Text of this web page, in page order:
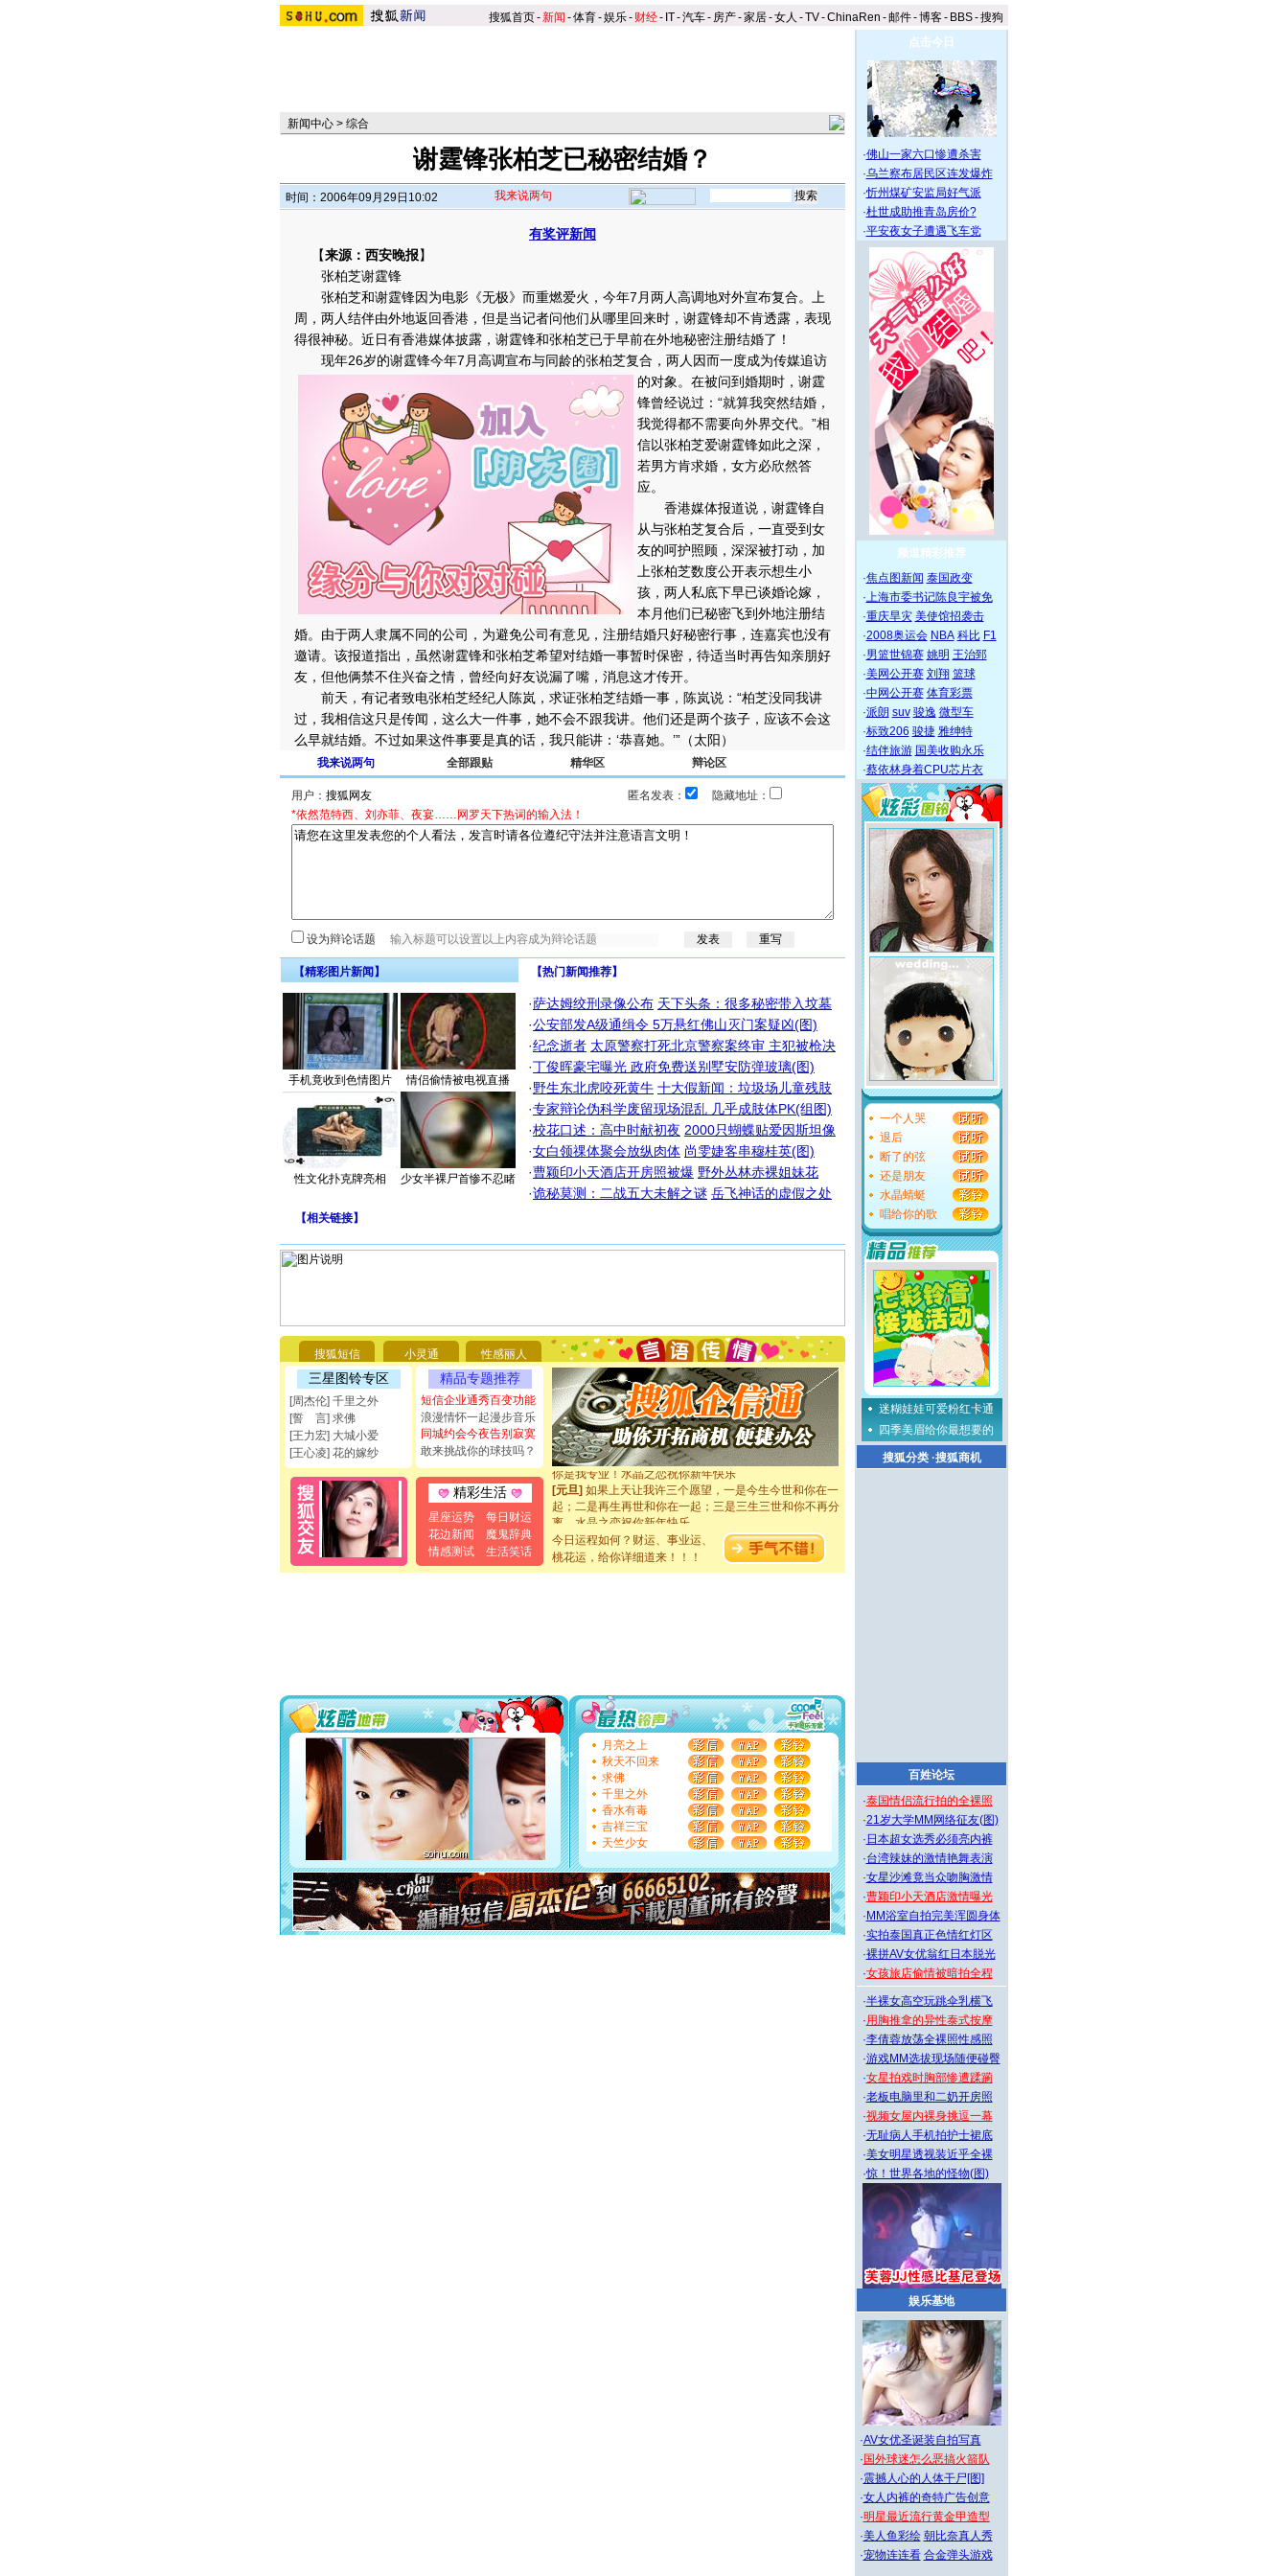
搜狐首页-新闻 -体育-娱乐- 财经- IT-汽车- 房产-家居-女人 -TV-ChinaRen -邮件-博客- BBS-搜狗
新闻中心 > 综合
谢霆锋张柏芝已秘密结婚？
时间：2006年09月29日10:02 我来说两句
有奖评新闻
【来源：西安晚报】
张柏芝谢霆锋
张柏芝和谢霆锋因为电影《无极》而重燃爱火，今年7月两人高调地对外宣布复合。上
周，两人结伴由外地返回香港，但是当记者问他们从哪里回来时，谢霆锋却不肯透露，表现
得很神秘。近日有香港媒体披露，谢霆锋和张柏芝已于早前在外地秘密注册结婚了！
现年26岁的谢霆锋今年7月高调宣布与同龄的张柏芝复合，两人因而一度成为传媒追访
的对象。 在被问到婚期时，谢霆
锋曾经说过：“就算我突然结婚，
我觉得都不需要向外界交代。”相
信以张柏芝爱谢霆锋如此之深，
若男方肯求婚，女方必欣然答
应。
香港媒体报道说，谢霆锋自
从与张柏芝复合后，一直受到女
友的呵护照顾，深深被打动，加
上张柏芝数度公开表示想生小
孩，两人私底下早已谈婚论嫁，
本月他们已秘密飞到外地注册结
婚。由于两人隶属不同的公司，为避免公司有意见，注册结婚只好秘密行事，连嘉宾也没有
邀请。该报道指出，虽然谢霆锋和张柏芝希望对结婚一事暂时保密，待适当时再告知亲朋好
友，但他俩禁不住兴奋之情，曾经向好友说漏了嘴，消息这才传开。
前天，有记者致电张柏芝经纪人陈岚，求证张柏芝结婚一事，陈岚说：“柏芝没同我讲
过，我相信这只是传闻，这么大一件事，她不会不跟我讲。他们还是两个孩子，应该不会这
么早就结婚。不过如果这件事要是真的话，我只能讲：‘恭喜她。’”（太阳）
我来说两句 全部跟贴 精华区 辩论区
用户： 匿名发表：
隐藏地址：
*依然范特西、刘亦菲、夜宴……网罗天下热词的输入法！
设为辩论话题
【精彩图片新闻】
手机竟收到色情图片 情侣偷情被电视直播
性文化扑克牌亮相 少女半裸尸首惨不忍睹
【热门新闻推荐】
·萨达姆绞刑录像公布 天下头条：很多秘密带入坟墓
·公安部发A级通缉令 5万悬红佛山灭门案疑凶(图)
·纪念逝者 太原警察打死北京警察案终审 主犯被枪决
·丁俊晖豪宅曝光 政府免费送别墅安防弹玻璃(图)
·野生东北虎咬死黄牛 十大假新闻：垃圾场儿童残肢
·专家辩论伪科学废留现场混乱 几乎成肢体PK(组图)
·校花口述：高中时献初夜 2000只蝴蝶贴爱因斯坦像
·女白领祼体聚会放纵肉体 尚雯婕客串穆桂英(图)
·曹颖印小天酒店开房照被爆 野外丛林赤裸姐妹花
·诡秘莫测：二战五大未解之谜 岳飞神话的虚假之处
【相关链接】
搜狐短信 小灵通 性感丽人
三星图铃专区
[周杰伦] 千里之外
[誓 言] 求佛
[王力宏] 大城小爱
[王心凌] 花的嫁纱
精品专题推荐
短信企业通秀百变功能
浪漫情怀一起漫步音乐
同城约会今夜告别寂寞
敢来挑战你的球技吗？
精彩生活
星座运势
每日财运
花边新闻
魔鬼辞典
情感测试
生活笑话
要平安！千万要知足！千万不要忘记我！
[圣诞节]不只这样的日子才会想起你,而是这样的日子才
能正大光明地骚扰你,告诉你,圣诞要快乐!新年要快乐!天天
都要快乐噢!
[圣诞节]奉上一颗祝福的心,在这个特别的日子里,愿幸福,
如意,快乐,鲜花,一切美好的祝愿与你同在.圣诞快乐!
[元旦]看到你我会触电；看不到你我要充电；没有你我会
断电。爱你是我职业，想你是我事业，抱你是我特长，吻
你是我专业！水晶之恋祝你新年快乐
[元旦]如果上天让我许三个愿望，一是今生今世和你在一
起；二是再生再世和你在一起；三是三生三世和你不再分
离。水晶之恋祝你新年快乐
当我狠下心扭头离去那一刻，你在我身后无助地哭
泣，这痛楚让我明白我多么爱你。我转身抱住你：这猪不
卖了。水晶之恋祝你新年快乐。
你太多，只有给你五千万：千万快乐！千万要健康！千万
要平安！千万要知足！千万不要忘记我！
[圣诞节]不只这样的日子才会想起你,而是这样的日子才
能正大光明地骚扰你,告诉你,圣诞要快乐!新年要快乐!天天
都要快乐噢!
[圣诞节]奉上一颗祝福的心,在这个特别的日子里,愿幸福,
如意,快乐,鲜花,一切美好的祝愿与你同在.圣诞快乐!
[元旦]
看到你我会触电；看不到你我要充电；没有你我会
断电。爱你是我职业，想你是我事业，抱你是我特长，吻
你是我专业！水晶之恋祝你新年快乐
[元旦] 如果上天让我许三个愿望，一是今生今世和你在一
起；二是再生再世和你在一起；三是三生三世和你不再分
离。水晶之恋祝你新年快乐
[元旦]当我狠下心扭头离去那一刻，你在我身后无助地哭
泣，这痛楚让我明白我多么爱你。我转身抱住你：这猪不
卖了。水晶之恋祝你新年快乐。
今日运程如何？财运、事业运、
桃花运，给你详细道来！！！
月亮之上
秋天不回来
求佛
千里之外
香水有毒
吉祥三宝
天竺少女
点击今日
·佛山一家六口惨遭杀害
·乌兰察布居民区连发爆炸
·忻州煤矿安监局好气派
·杜世成助推青岛房价?
·平安夜女子遭遇飞车党
频道精彩推荐
·焦点图新闻 泰国政变
·上海市委书记陈良宇被免
·重庆旱灾 美使馆招袭击
·2008奥运会 NBA 科比 F1
·男篮世锦赛 姚明 王治郅
·美网公开赛 刘翔 篮球
·中网公开赛 体育彩票
·派朗 suv 骏逸 微型车
·标致206 骏捷 雅绅特
·结伴旅游 国美收购永乐
·蔡依林身着CPU芯片衣
一个人哭
退后
断了的弦
还是朋友
水晶蜻蜓
唱给你的歌
迷糊娃娃可爱粉红卡通
四季美眉给你最想要的
搜狐分类·搜狐商机
百姓论坛
·泰国情侣流行拍的全裸照
·21岁大学MM网络征友(图)
· 日本超女选秀必须亮内裤
·台湾辣妹的激情艳舞表演
·女星沙滩竟当众吻胸激情
·曹颖印小天酒店激情曝光
· MM浴室自拍完美浑圆身体
·实拍泰国真正色情红灯区
·裸拼AV女优翁红日本脱光
·女孩旅店偷情被暗拍全程
·半裸女高空玩跳伞乳横飞
·用胸推拿的异性泰式按摩
·李倩蓉放荡全裸照性感照
·游戏MM选拔现场随便碰臀
·女星拍戏时胸部惨遭蹂躏
·老板电脑里和二奶开房照
·视频女屋内裸身挑逗一幕
·无耻病人手机拍护士裙底
·美女明星透视装近乎全裸
·惊！世界各地的怪物(图)
娱乐基地
·AV女优圣诞装自拍写真
· 国外球迷怎么恶搞火箭队
·震撼人心的人体干尸[图]
·女人内裤的奇特广告创意
·明星最近流行黄金甲造型
·美人鱼彩绘 朝比奈真人秀
·宠物连连看 合金弹头游戏